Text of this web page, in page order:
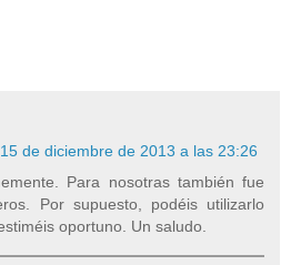
15 de diciembre de 2013 a las 23:26
Para nosotras también fue
Por supuesto, podéis utilizarlo
oportuno. Un saludo.